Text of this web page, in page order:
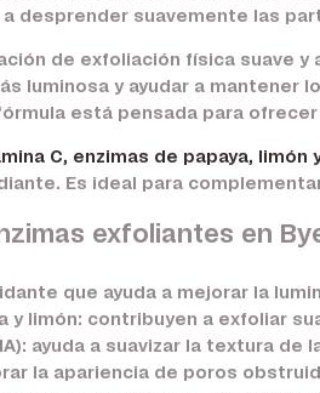
a desprender suavemente las
de exfoliación física suave
luminosa y ayudar a
está pensada para
C, enzimas de papaya, limón
Es ideal para
exfoliantes en
que ayuda a mejorar la
y limón: contribuyen a exfoliar
ayuda a suavizar la textura de
la apariencia de poros